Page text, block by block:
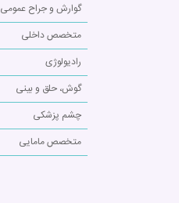
گوارش و جراح عمومی
متخصص داخلی
رادیولوژی
گوش، حلق و بینی
چشم پزشکی
متخصص مامایی